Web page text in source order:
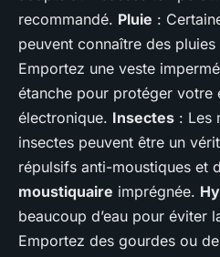
recommandé. Pluie :
peuvent connaître des
Emportez une veste
étanche pour protéger votre
électronique. Insectes : Les
insectes peuvent être un
répulsifs anti-moustiques et
moustiquaire imprégnée.
beaucoup d’eau pour éviter
Emportez des gourdes ou